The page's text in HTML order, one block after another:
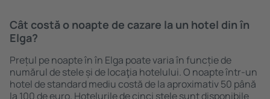
Cât costă o noapte de cazare la un hotel din în
Elga?
Prețul pe noapte în în Elga poate varia în funcție de
numărul de stele și de locaţia hotelului. O noapte într-un
hotel de standard mediu costă de la aproximativ 50 până
la 100 de euro. Hotelurile de cinci stele sunt disponibile